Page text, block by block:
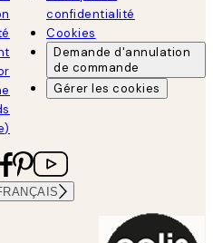
confidentialité
Cookies
Demande d'annulation
de commande
Gérer les cookies